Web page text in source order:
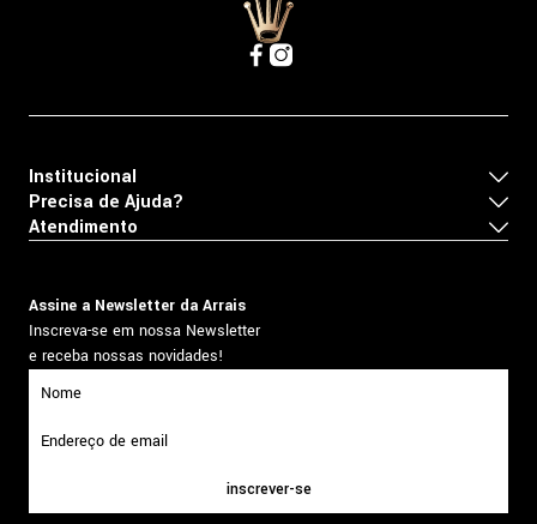
Institucional
Precisa de Ajuda?
Atendimento
Assine a Newsletter da Arrais
Inscreva-se em nossa Newsletter
e receba nossas novidades!
inscrever-se